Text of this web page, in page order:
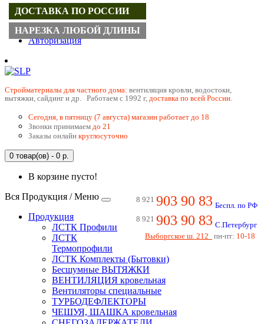
Регистрация
Авторизация
Cтройматериалы для частного дома: вентиляция кровли, водостоки,
вытяжки, сайдинг и др. Работаем с 1992 г, доставка по всей России.
Сегодня, в пятницу (7 августа) магазин работает до 18
Звонки принимаем до 21
Заказы онлайн круглосуточно
0 товар(ов) - 0 р.
В корзине пусто!
8 921 903 90 83 Беспл. по РФ
8 921 903 90 83 С.Петербург
Выборгское ш. 212
пн-пт: 10-18
Вся Продукция / Меню
Продукция
ЛСТК Профили
ЛСТК
Термопрофили
ЛСТК Комплекты (Бытовки)
Бесшумные ВЫТЯЖКИ
ВЕНТИЛЯЦИЯ кровельная
Вентиляторы специальные
ТУРБОДЕФЛЕКТОРЫ
ЧЕШУЯ, ШАШКА кровельная
ДОСТАВКА ПО РОССИИ
НАРЕЗКА ЛЮБОЙ ДЛИНЫ